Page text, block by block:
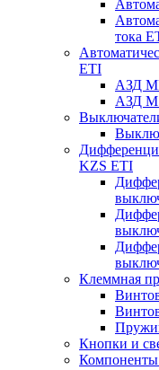
тока
ETI
АЗД
АЗД
KZS ETI
Клеммная
Кнопки и
Компоненты